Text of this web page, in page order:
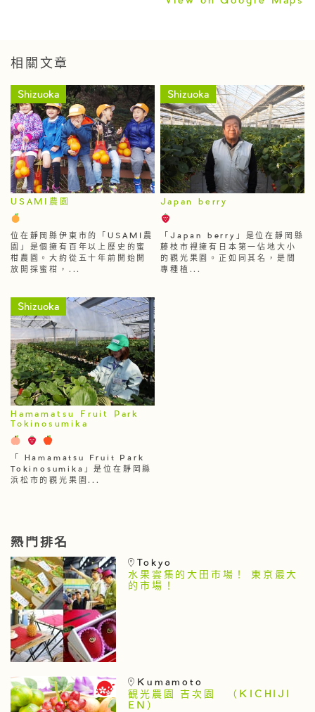
相關文章
Shizuoka
USAMI農園
位在靜岡縣伊東市的「USAMI農
園」是個擁有百年以上歷史的蜜
柑農園。大約從五十年前開始開
放開採蜜柑，...
Shizuoka
Japan berry
「Japan berry」是位在靜岡縣
藤枝市裡擁有日本第一佔地大小
的觀光果園。正如同其名，是間
專種植...
Shizuoka
Hamamatsu Fruit Park
Tokinosumika
「 Hamamatsu Fruit Park
Tokinosumika」是位在靜岡縣
浜松市的觀光果園...
熱門排名
Tokyo
水果雲集的大田市場！ 東京最大
的市場！
Kumamoto
観光農園 吉次園 （KICHIJI
EN）